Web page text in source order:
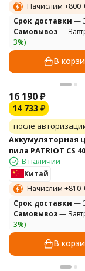
без АКБ и ЗУ
Начислим +800
Cрок доставки —
Самовывоз—
3%)
В
16 190₽
14 733 ₽
после
Аккумуляторная
пила PATRIOT СS
В наличии
Китай
Начислим +810
Cрок доставки —
Самовывоз—
3%)
В